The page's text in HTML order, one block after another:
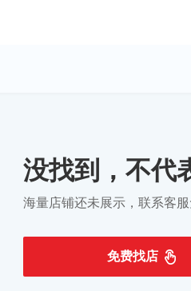
没找到，不代
海量店铺还未展示，联系客
免费找店